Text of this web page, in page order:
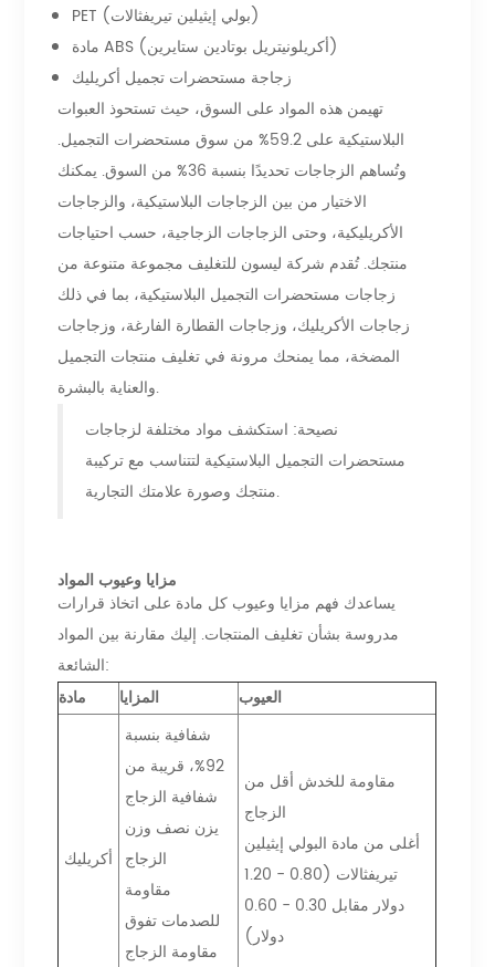
PET (بولي إيثيلين تيريفثالات)
مادة ABS (أكريلونيتريل بوتادين ستايرين)
زجاجة مستحضرات تجميل أكريليك
تهيمن هذه المواد على السوق، حيث تستحوذ العبوات
البلاستيكية على 59.2% من سوق مستحضرات التجميل.
وتُساهم الزجاجات تحديدًا بنسبة 36% من السوق. يمكنك
الاختيار من بين الزجاجات البلاستيكية، والزجاجات
الأكريليكية، وحتى الزجاجات الزجاجية، حسب احتياجات
منتجك. تُقدم شركة ليسون للتغليف مجموعة متنوعة من
زجاجات مستحضرات التجميل البلاستيكية، بما في ذلك
زجاجات الأكريليك، وزجاجات القطارة الفارغة، وزجاجات
المضخة، مما يمنحك مرونة في تغليف منتجات التجميل
والعناية بالبشرة.
نصيحة: استكشف مواد مختلفة لزجاجات
مستحضرات التجميل البلاستيكية لتتناسب مع تركيبة
منتجك وصورة علامتك التجارية.
مزايا وعيوب المواد
يساعدك فهم مزايا وعيوب كل مادة على اتخاذ قرارات
مدروسة بشأن تغليف المنتجات. إليك مقارنة بين المواد
الشائعة:
مادة
المزايا العيوب
أكريليك
شفافية بنسبة
92%، قريبة من
شفافية الزجاج
يزن نصف وزن
الزجاج
مقاومة
للصدمات تفوق
مقاومة الزجاج
مقاومة للخدش أقل من
الزجاج
أغلى من مادة البولي إيثيلين
تيريفثالات (0.80 - 1.20
دولار مقابل 0.30 - 0.60
دولار)